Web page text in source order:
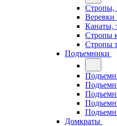
Стропы,
Канаты,
Стропы
Стропы
Подъемники
Домкраты